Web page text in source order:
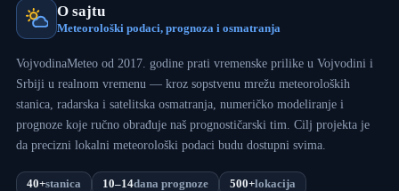
O sajtu
Meteorološki podaci, prognoza i osmatranja
VojvodinaMeteo od 2017. godine prati vremenske prilike u Vojvodini i
Srbiji u realnom vremenu — kroz sopstvenu mrežu meteoroloških
stanica, radarska i satelitska osmatranja, numeričko modeliranje i
prognoze koje ručno obrađuje naš prognostičarski tim. Cilj projekta je
da precizni lokalni meteorološki podaci budu dostupni svima.
40+stanica 10–14dana prognoze 500+lokacija